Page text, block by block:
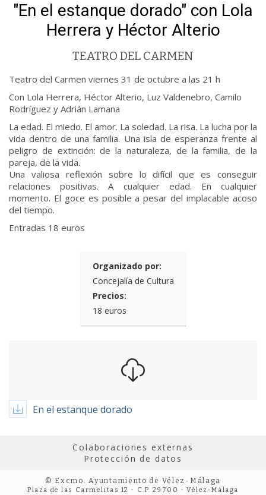
"En el estanque dorado" con Lola
Herrera y Héctor Alterio
TEATRO DEL CARMEN
Teatro del Carmen viernes 31 de octubre a las 21 h
Con Lola Herrera, Héctor Alterio, Luz Valdenebro, Camilo
Rodríguez y Adrián Lamana
La edad. El miedo. El amor. La soledad. La risa. La lucha por la
vida dentro de una familia. Una isla de esperanza frente al
peligro de extinción: de la naturaleza, de la familia, de la
pareja, de la vida.
Una valiosa reflexión sobre lo difícil que es conseguir
relaciones positivas. A cualquier edad. En cualquier
momento. El goce es posible a pesar del implacable acoso
del tiempo.
Entradas 18 euros
Organizado por:
Concejalía de Cultura
Precios:
18 euros
En el estanque dorado
Colaboraciones externas
Protección de datos
© Excmo. Ayuntamiento de Vélez-Málaga
Plaza de las Carmelitas 12 - C.P. 29700 - Vélez-Málaga